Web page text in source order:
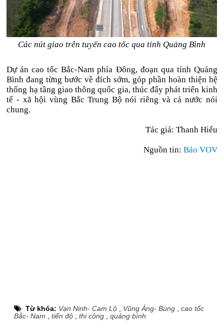
Các nút giao trên tuyến cao tốc qua tỉnh Quảng Bình
Dự án cao tốc Bắc-Nam phía Đông, đoạn qua tỉnh Quảng
Bình đang từng bước về đích sớm, góp phần hoàn thiện hệ
thống hạ tầng giao thông quốc gia, thúc đẩy phát triển kinh
tế - xã hội vùng Bắc Trung Bộ nói riêng và cả nước nói
chung.
Tác giả: Thanh Hiếu
Nguồn tin: Báo VOV
Từ khóa: Vạn Ninh- Cam Lộ Vũng Áng- Bùng ,cao tốc
Bắc- Nam ,tiến độ ,thi công ,quảng bình